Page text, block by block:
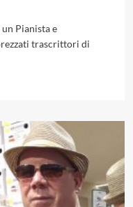
Pianista e
trascrittori di